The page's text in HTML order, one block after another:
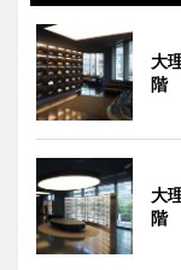
大
階
大
階